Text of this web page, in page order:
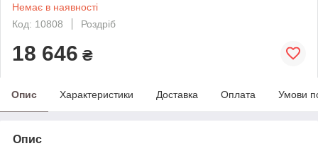
Немає в наявності
Код: 10808
Роздріб
18 646 ₴
Опис Характеристики Доставка Оплата Умови
Опис